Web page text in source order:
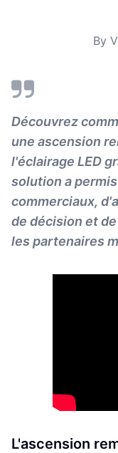
By
Découvrez
une ascension
l'éclairage LED
solution a
commerciaux,
de décision et
les partenaires
L'ascension